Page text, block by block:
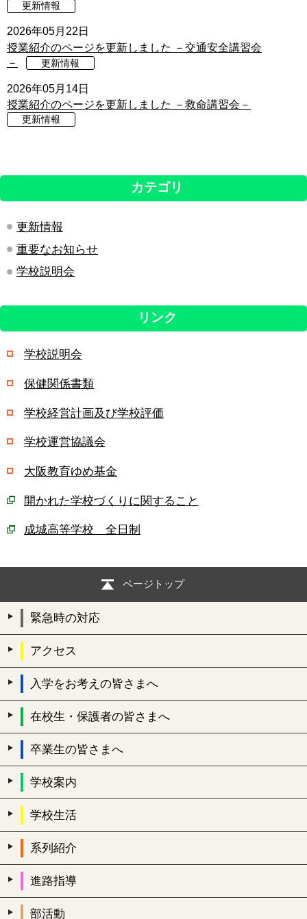
更新情報
2026年05月22日
授業紹介のページを更新しました －交通安全講習会
－
更新情報
2026年05月14日
授業紹介のページを更新しました －救命講習会－
更新情報
カテゴリ
更新情報
重要なお知らせ
学校説明会
リンク
学校説明会
保健関係書類
学校経営計画及び学校評価
学校運営協議会
大阪教育ゆめ基金
開かれた学校づくりに関すること
成城高等学校 全日制
ページトップ
緊急時の対応
アクセス
入学をお考えの皆さまへ
在校生・保護者の皆さまへ
卒業生の皆さまへ
学校案内
学校生活
系列紹介
進路指導
部活動